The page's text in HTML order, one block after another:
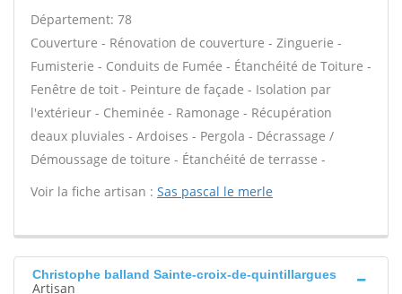
Département: 78
Couverture - Rénovation de couverture - Zinguerie -
Fumisterie - Conduits de Fumée - Étanchéité de Toiture -
Fenêtre de toit - Peinture de façade - Isolation par
l'extérieur - Cheminée - Ramonage - Récupération
deaux pluviales - Ardoises - Pergola - Décrassage /
Démoussage de toiture - Étanchéité de terrasse -
Voir la fiche artisan : Sas pascal le merle
Christophe balland Sainte-croix-de-quintillargues
Artisan